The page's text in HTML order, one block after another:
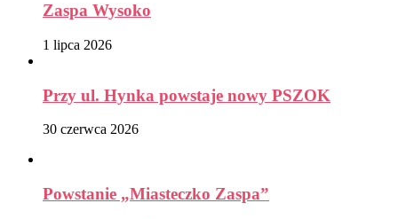
Zaspa Wysoko
1 lipca 2026
Przy ul. Hynka powstaje nowy PSZOK
30 czerwca 2026
Powstanie „Miasteczko Zaspa”